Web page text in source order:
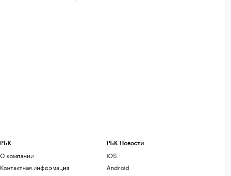
РБК
О компании
Контактная информация
РБК Новости
iOS
Android